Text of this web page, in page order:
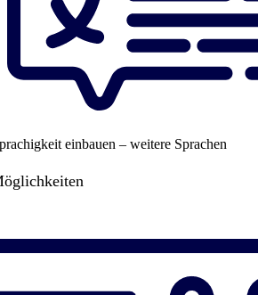
einbauen – weitere Sprachen